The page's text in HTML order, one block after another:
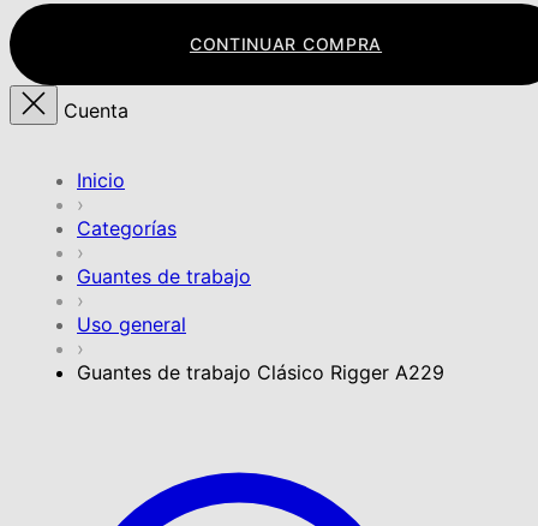
CONTINUAR COMPRA
Cuenta
Inicio
›
Categorías
›
Guantes de trabajo
›
Uso general
›
Guantes de trabajo Clásico Rigger A229